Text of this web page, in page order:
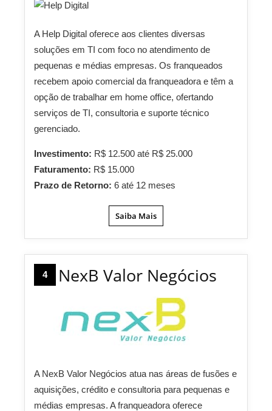
A Help Digital oferece aos clientes diversas
soluções em TI com foco no atendimento de
pequenas e médias empresas. Os franqueados
recebem apoio comercial da franqueadora e têm a
opção de trabalhar em home office, ofertando
serviços de TI, consultoria e suporte técnico
gerenciado.
Investimento: R$ 12.500 até R$ 25.000
Faturamento: R$ 15.000
Prazo de Retorno: 6 até 12 meses
Saiba Mais
4 NexB Valor Negócios
A NexB Valor Negócios atua nas áreas de fusões e
aquisições, crédito e consultoria para pequenas e
médias empresas. A franqueadora oferece